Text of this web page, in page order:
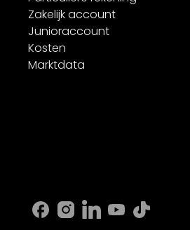
Zakelijk account
Junioraccount
Kosten
Marktdata